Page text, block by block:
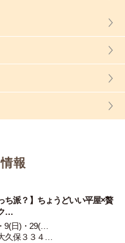
報
ち派？】ちょうどいい平屋×贅
…
9(日)・29(…
久保３３４…